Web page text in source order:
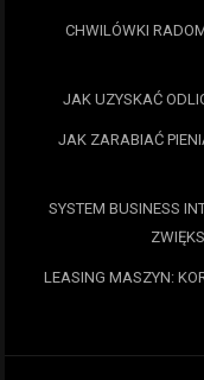
CHWILÓWKI
JAK UZYSKAĆ
JAK ZARABIAĆ
SYSTEM BUSINESS
LEASING MASZYN: